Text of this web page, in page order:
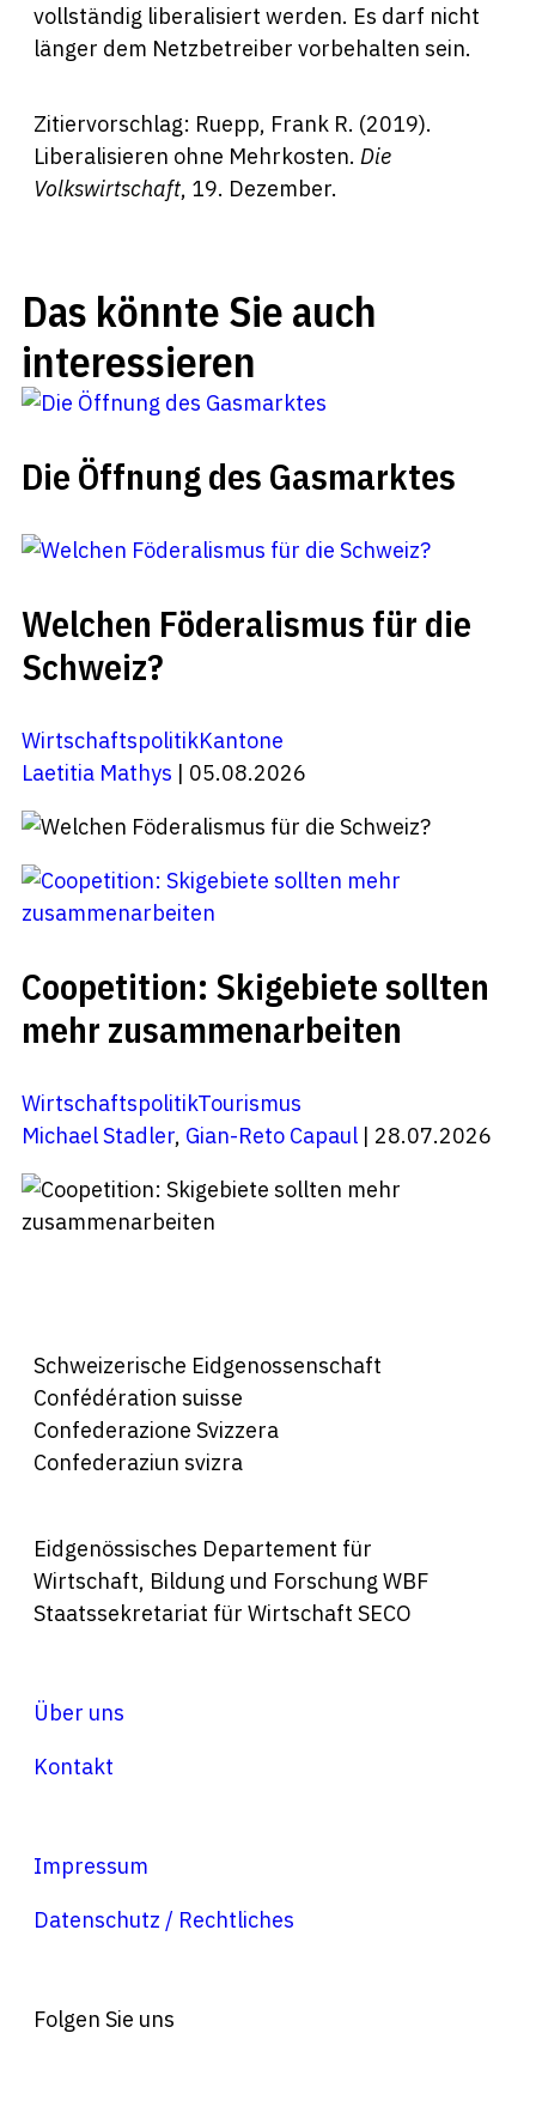
vollständig liberalisiert werden. Es darf nicht
länger dem Netzbetreiber vorbehalten sein.
Zitiervorschlag: Ruepp, Frank R. (2019).
Liberalisieren ohne Mehrkosten. Die
Volkswirtschaft, 19. Dezember.
Das könnte Sie auch
interessieren
Die Öffnung des Gasmarktes
Welchen Föderalismus für die
Schweiz?
WirtschaftspolitikKantone
Laetitia Mathys | 05.08.2026
Coopetition: Skigebiete sollten
mehr zusammenarbeiten
WirtschaftspolitikTourismus
Michael Stadler, Gian-Reto Capaul | 28.07.2026
Schweizerische Eidgenossenschaft
Confédération suisse
Confederazione Svizzera
Confederaziun svizra
Eidgenössisches Departement für
Wirtschaft, Bildung und Forschung WBF
Staatssekretariat für Wirtschaft SECO
Über uns
Kontakt
Impressum
Datenschutz / Rechtliches
Folgen Sie uns